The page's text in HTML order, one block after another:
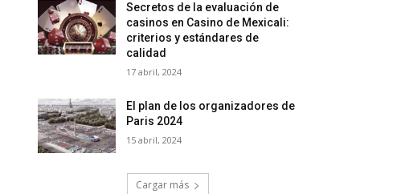
Secretos de la evaluación de
casinos en Casino de Mexicali:
сriterios y estándares de
calidad
17 abril, 2024
El plan de los organizadores de
Paris 2024
15 abril, 2024
Cargar más